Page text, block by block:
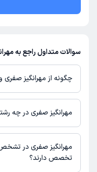
سوالات متداول راجع به
چگونه از مهرانگیز صفری
در صورتی کهمهرانگیز صفری
باشند، می‌توانید از طریق این
شماره تماس، برنامه حضور در
مرتبط با خدمات پزشکی و
دسترس باشد
مهرانگیز صفری در چه
مهرانگیز صفری در رشته‌های
مامایی
مهرانگیز صفری در
تخصص دارند؟